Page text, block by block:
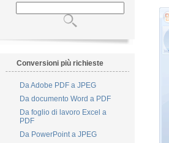
Conversioni più richieste
Da Adobe PDF a JPEG
Da documento Word a PDF
Da foglio di lavoro Excel a
PDF
Da PowerPoint a JPEG